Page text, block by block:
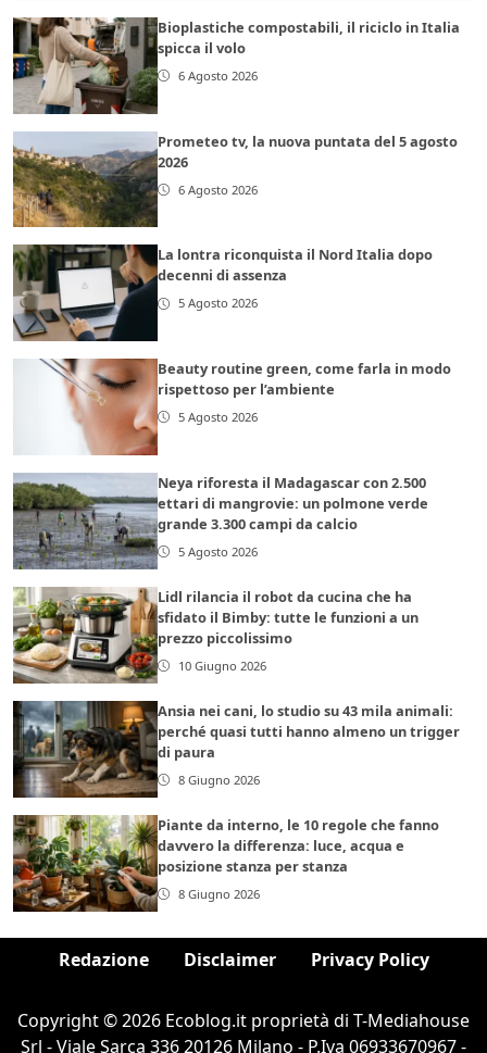
Bioplastiche compostabili, il riciclo in Italia
spicca il volo
6 Agosto 2026
Prometeo tv, la nuova puntata del 5 agosto
2026
6 Agosto 2026
La lontra riconquista il Nord Italia dopo
decenni di assenza
5 Agosto 2026
Beauty routine green, come farla in modo
rispettoso per l’ambiente
5 Agosto 2026
Neya riforesta il Madagascar con 2.500
ettari di mangrovie: un polmone verde
grande 3.300 campi da calcio
5 Agosto 2026
Lidl rilancia il robot da cucina che ha
sfidato il Bimby: tutte le funzioni a un
prezzo piccolissimo
10 Giugno 2026
Ansia nei cani, lo studio su 43 mila animali:
perché quasi tutti hanno almeno un trigger
di paura
8 Giugno 2026
Piante da interno, le 10 regole che fanno
davvero la differenza: luce, acqua e
posizione stanza per stanza
8 Giugno 2026
Redazione Disclaimer Privacy Policy
Copyright © 2026 Ecoblog.it proprietà di T-Mediahouse
Srl - Viale Sarca 336 20126 Milano - P.Iva 06933670967 -